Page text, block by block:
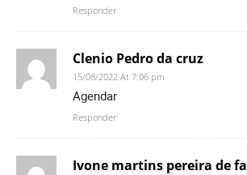
Responder
Clenio Pedro da cruz
15/08/2022 At 7:06 pm
Agendar
Responder
Ivone martins pereira de